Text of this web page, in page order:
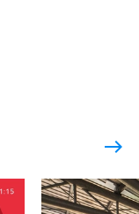
east